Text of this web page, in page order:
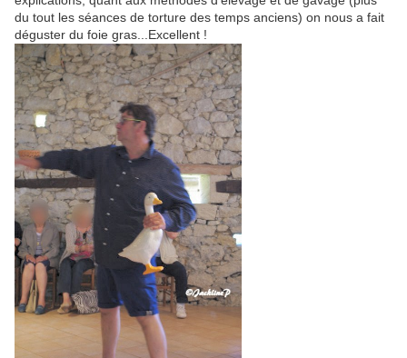
du tout les séances de torture des temps anciens) on nous a fait
déguster du foie gras...Excellent !